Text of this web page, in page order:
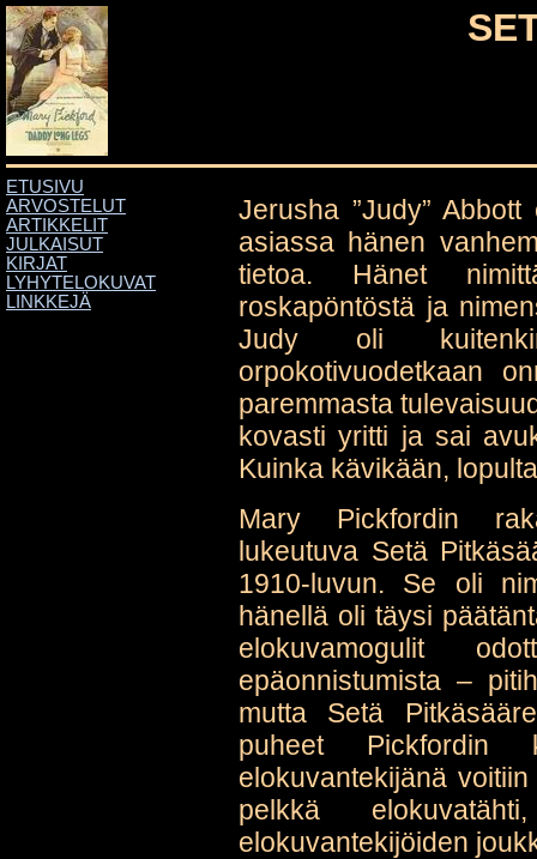
ETUSIVU
ARVOSTELUT
ARTIKKELIT
JULKAISUT
KIRJAT
LYHYTELOKUVAT
LINKKEJÄ
Jerusha ”Judy”
asiassa hänen
tietoa. Hänet
roskapöntöstä ja
Judy oli
orpokotivuodetkaan
paremmasta
kovasti yritti ja sai
Kuinka kävikään,
Mary Pickfordin
lukeutuva Setä
1910-luvun. Se oli
hänellä oli täysi
elokuvamogulit
epäonnistumista –
mutta Setä
puheet Pickfordin
elokuvantekijänä
pelkkä
elokuvantekijöiden